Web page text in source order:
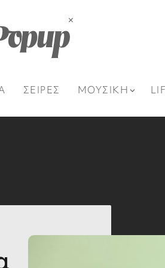
ΣΕΙΡΕΣ ΜΟΥΣΙΚΗ